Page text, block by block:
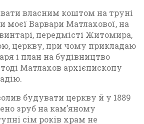
власним коштом на труні
моєї Варвари Матлахової, на
передмісті Житомира,
церкву, при чому прикладаю
і план на будівництво
Матлахов архієпископу
будувати церкву й у 1889
зруб на кам’яному
сім років храм не